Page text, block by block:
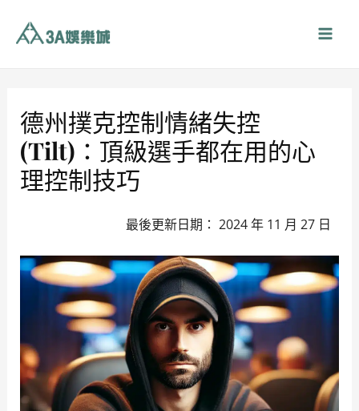
德州撲克控制情緒失控
(Tilt)：頂級選手都在用的心
理控制技巧
最後更新日期： 2024 年 11 月 27 日